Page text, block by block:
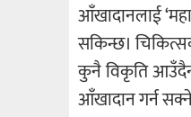
आँखादानलाई
सकिन्छ।
कुनै विकृति
आँखादान गर्न